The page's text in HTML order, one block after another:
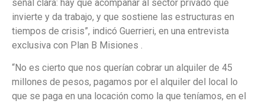
señal clara: hay que acompañar al sector privado que
invierte y da trabajo, y que sostiene las estructuras en
tiempos de crisis”, indicó Guerrieri, en una entrevista
exclusiva con Plan B Misiones .
“No es cierto que nos querían cobrar un alquiler de 45
millones de pesos, pagamos por el alquiler del local lo
que se paga en una locación como la que teníamos, en el